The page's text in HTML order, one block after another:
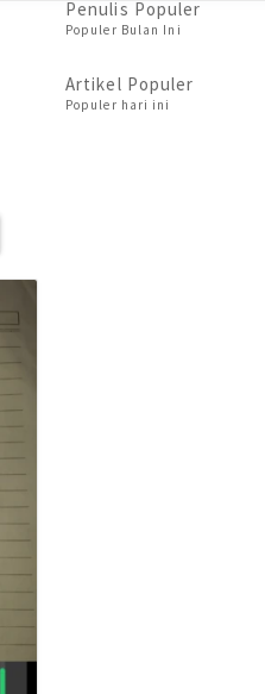
Penulis Populer
Populer Bulan Ini
Artikel Populer
Populer hari ini